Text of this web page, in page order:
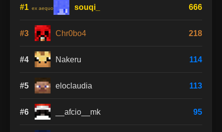
#1 ex aequo souqi_ 666
#3 Chr0bo4 218
#4 Nakeru 114
#5 eloclaudia 113
#6 __afcio__mk 95